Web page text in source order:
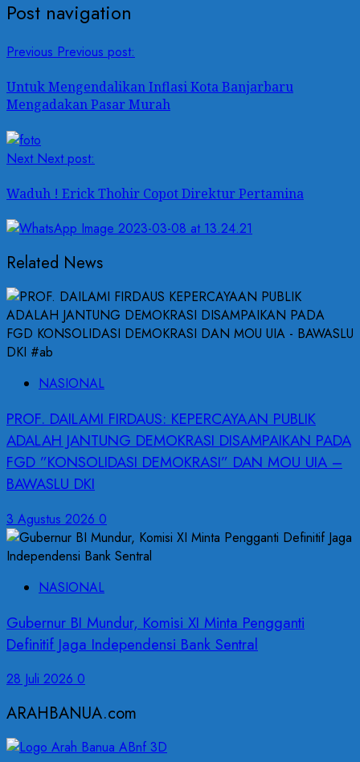
Post navigation
Previous Previous post:
Untuk Mengendalikan Inflasi Kota Banjarbaru
Mengadakan Pasar Murah
Next Next post:
Waduh ! Erick Thohir Copot Direktur Pertamina
Related News
NASIONAL
PROF. DAILAMI FIRDAUS: KEPERCAYAAN PUBLIK
ADALAH JANTUNG DEMOKRASI DISAMPAIKAN PADA
FGD ”KONSOLIDASI DEMOKRASI” DAN MOU UIA –
BAWASLU DKI
3 Agustus 2026 0
NASIONAL
Gubernur BI Mundur, Komisi XI Minta Pengganti
Definitif Jaga Independensi Bank Sentral
28 Juli 2026 0
ARAHBANUA.com